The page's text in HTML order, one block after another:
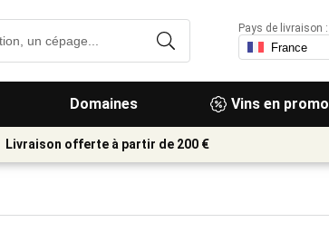
Domaines Vins en promo
Pays de livraison :
Livraison offerte à partir de 200 €